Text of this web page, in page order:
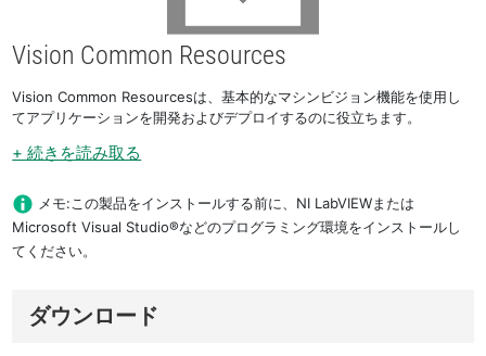
Vision Common Resources
Vision Common Resourcesは、基本的なマシンビジョン機能を使用し
てアプリケーションを開発およびデプロイするのに役立ちます。
+ 続きを読み取る
メモ:この製品をインストールする前に、NI LabVIEWまたは
Microsoft Visual Studio®などのプログラミング環境をインストールし
てください。
ダウンロード